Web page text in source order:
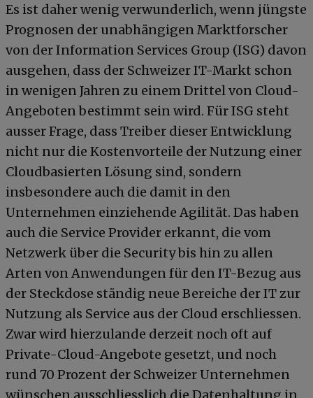
Es ist daher wenig verwunderlich, wenn jüngste
Prognosen der unabhängigen Marktforscher
von der Information Services Group (ISG) davon
ausgehen, dass der Schweizer IT-Markt schon
in wenigen Jahren zu einem Drittel von Cloud-
Angeboten bestimmt sein wird. Für ISG steht
ausser Frage, dass Treiber dieser Entwicklung
nicht nur die Kostenvorteile der Nutzung einer
Cloudbasierten Lösung sind, sondern
insbesondere auch die damit in den
Unternehmen einziehende Agilität. Das haben
auch die Service Provider erkannt, die vom
Netzwerk über die Security bis hin zu allen
Arten von Anwendungen für den IT-Bezug aus
der Steckdose ständig neue Bereiche der IT zur
Nutzung als Service aus der Cloud erschliessen.
Zwar wird hierzulande derzeit noch oft auf
Private-Cloud-Angebote gesetzt, und noch
rund 70 Prozent der Schweizer Unternehmen
wünschen ausschliesslich die Datenhaltung in